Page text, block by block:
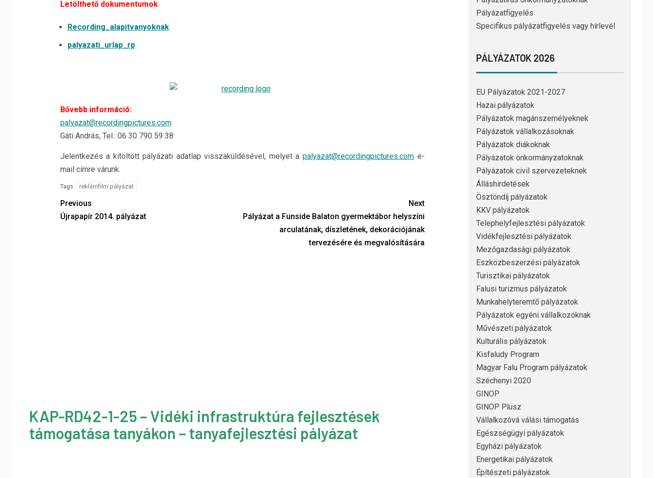
Letölthető dokumentumok
Recording_alapitvanyoknak
palyazati_urlap_rp
Bővebb információ:
palyazat@recordingpictures.com
Gáti András, Tel.: 06 30 790 59 38
Jelentkezés a kitöltött pályázati adatlap visszaküldésével, melyet a palyazat@recordingpictures.come-
mail címre várunk.
Tags: reklámfilm pályázat
Previous
Újrapapír 2014. pályázat
Next
Pályázat a Funside Balaton gyermektábor helyszíni
arculatának, díszletének, dekorációjának
tervezésére és megvalósítására
KAP-RD42-1-25 – Vidéki infrastruktúra fejlesztések
támogatása tanyákon – tanyafejlesztési pályázat
Pályázatfigyelés
Specifikus pályázatfigyelés vagy hírlevél
PÁLYÁZATOK 2026
EU Pályázatok 2021-2027
Hazai pályázatok
Pályázatok magánszemélyeknek
Pályázatok vállalkozásoknak
Pályázatok diákoknak
Pályázatok önkormányzatoknak
Pályázatok civil szervezeteknek
Álláshirdetések
Ösztöndíj pályázatok
KKV pályázatok
Telephelyfejlesztési pályázatok
Vidékfejlesztési pályázatok
Mezőgazdasági pályázatok
Eszközbeszerzési pályázatok
Turisztikai pályázatok
Falusi turizmus pályázatok
Munkahelyteremtő pályázatok
Pályázatok egyéni vállalkozóknak
Művészeti pályázatok
Kulturális pályázatok
Kisfaludy Program
Magyar Falu Program pályázatok
Széchenyi 2020
GINOP
GINOP Plusz
Vállalkozóvá válási támogatás
Egészségügyi pályázatok
Egyházi pályázatok
Energetikai pályázatok
Építészeti pályázatok